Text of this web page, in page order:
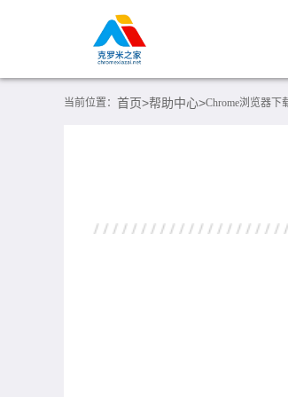
当前位置： 首页>帮助中心>Chrome浏览器下